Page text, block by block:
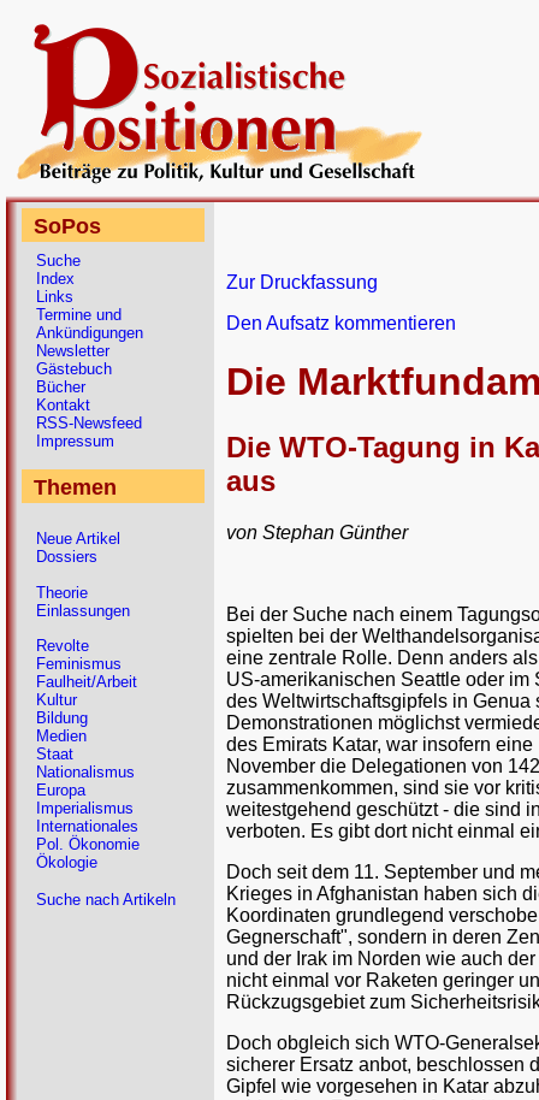
Zur Druckfassung
Den Aufsatz kommentieren
Die
Die WTO-Tagung in
aus
von Stephan Günther
Bei der Suche nach einem
spielten bei der
eine zentrale Rolle. Denn anders
US-amerikanischen Seattle oder
des Weltwirtschaftsgipfels in
Demonstrationen möglichst
des Emirats Katar, war insofern
November die Delegationen von
zusammenkommen, sind sie vor
weitestgehend geschützt - die sind
verboten. Es gibt dort nicht einmal
Doch seit dem 11. September und
Krieges in Afghanistan haben sich
Koordinaten grundlegend
Gegnerschaft", sondern in deren
und der Irak im Norden wie auch
nicht einmal vor Raketen geringer
Rückzugsgebiet zum
Doch obgleich sich WTO-
sicherer Ersatz anbot, beschlossen
Gipfel wie vorgesehen in Katar
SoPos
Suche
Index
Links
Termine und
Ankündigungen
Newsletter
Gästebuch
Bücher
Kontakt
RSS-Newsfeed
Impressum
Themen
Neue Artikel
Dossiers
Theorie
Einlassungen
Revolte
Feminismus
Faulheit/Arbeit
Kultur
Bildung
Medien
Staat
Nationalismus
Europa
Imperialismus
Internationales
Pol. Ökonomie
Ökologie
Suche nach Artikeln